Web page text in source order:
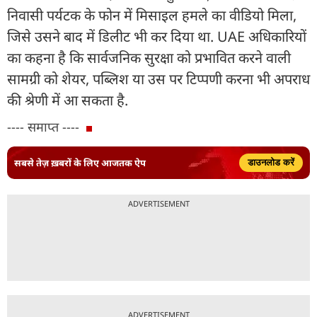
निवासी पर्यटक के फोन में मिसाइल हमले का वीडियो मिला,
जिसे उसने बाद में डिलीट भी कर दिया था. UAE अधिकारियों
का कहना है कि सार्वजनिक सुरक्षा को प्रभावित करने वाली
सामग्री को शेयर, पब्लिश या उस पर टिप्पणी करना भी अपराध
की श्रेणी में आ सकता है.
---- समाप्त ----
सबसे तेज़ ख़बरों के लिए आजतक ऐप डाउनलोड करें
ADVERTISEMENT
ADVERTISEMENT